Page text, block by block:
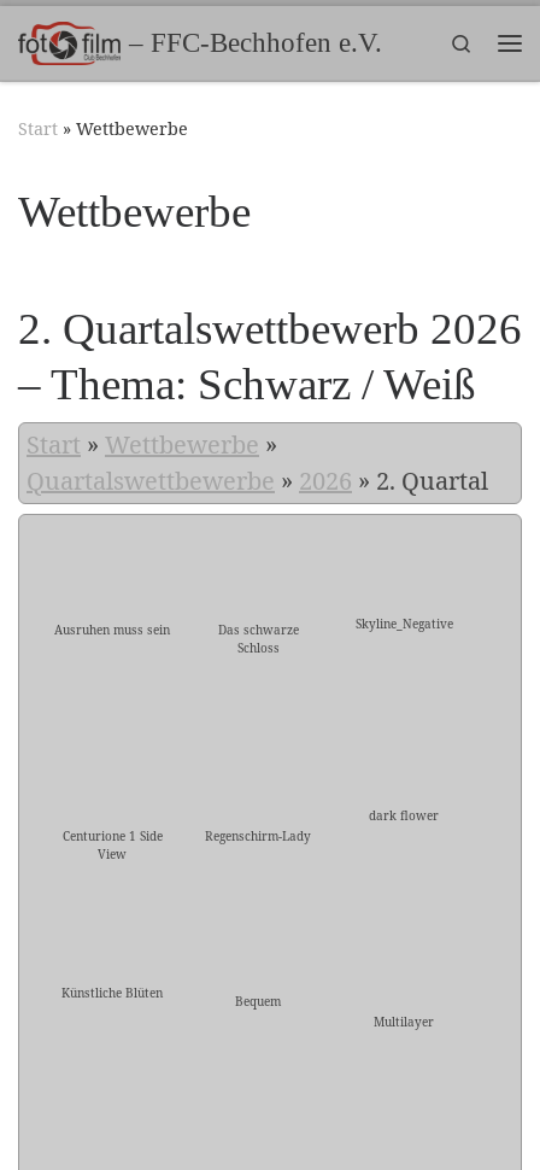
Zum Inhalt springen– FFC-Bechhofen e.V.
Search
Start » Wettbewerbe
Wettbewerbe
2. Quartalswettbewerb 2026
– Thema: Schwarz / Weiß
Start » Wettbewerbe »
Quartalswettbewerbe » 2026 » 2. Quartal
Ausruhen muss sein
Das schwarze
Schloss
Skyline_Negative
Centurione 1 Side
View
Regenschirm-Lady
dark flower
Künstliche Blüten
Bequem
Multilayer